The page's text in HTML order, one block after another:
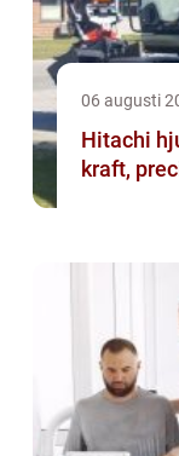
06 augusti
Hitachi
kraft,